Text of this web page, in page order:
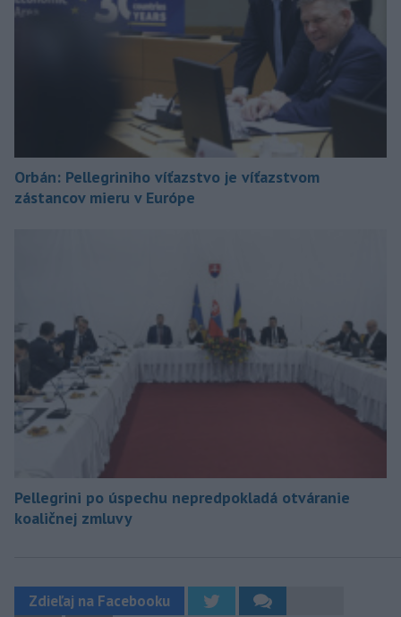
Orbán: Pellegriniho víťazstvo je víťazstvom
zástancov mieru v Európe
Pellegrini po úspechu nepredpokladá otváranie
koaličnej zmluvy
Zdieľaj na Facebooku